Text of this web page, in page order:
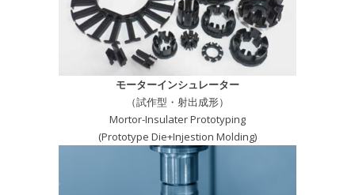
モーターインシュレーター
（試作型・射出成形）
Mortor-Insulater Prototyping
(Prototype Die+Injestion Molding)